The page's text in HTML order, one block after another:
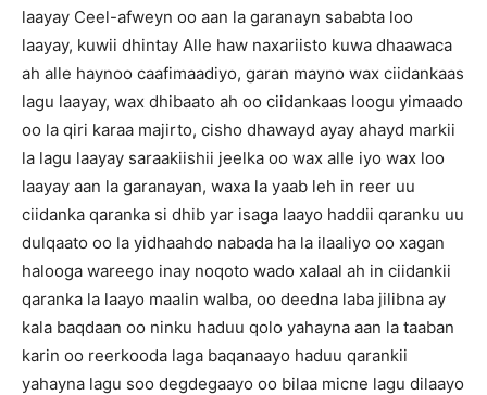
laayay Ceel-afweyn oo aan la garanayn sababta loo
laayay, kuwii dhintay Alle haw naxariisto kuwa dhaawaca
ah alle haynoo caafimaadiyo, garan mayno wax ciidankaas
lagu laayay, wax dhibaato ah oo ciidankaas loogu yimaado
oo la qiri karaa majirto, cisho dhawayd ayay ahayd markii
la lagu laayay saraakiishii jeelka oo wax alle iyo wax loo
laayay aan la garanayan, waxa la yaab leh in reer uu
ciidanka qaranka si dhib yar isaga laayo haddii qaranku uu
dulqaato oo la yidhaahdo nabada ha la ilaaliyo oo xagan
halooga wareego inay noqoto wado xalaal ah in ciidankii
qaranka la laayo maalin walba, oo deedna laba jilibna ay
kala baqdaan oo ninku haduu qolo yahayna aan la taaban
karin oo reerkooda laga baqanaayo haduu qarankii
yahayna lagu soo degdegaayo oo bilaa micne lagu dilaayo